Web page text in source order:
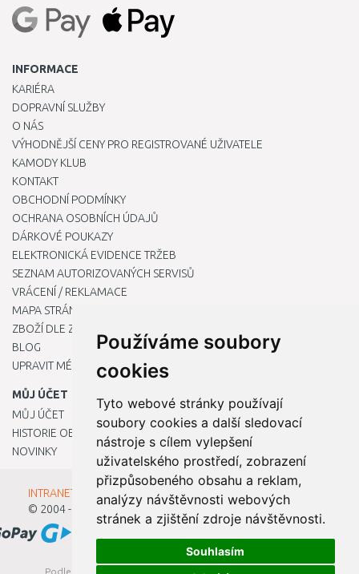
Používáme soubory
cookies
Tyto webové stránky používají
soubory cookies a další sledovací
nástroje s cílem vylepšení
uživatelského prostředí, zobrazení
přizpůsobeného obsahu a reklam,
analýzy návštěvnosti webových
stránek a zjištění zdroje návštěvnosti.
Souhlasím
INFORMACE
KARIÉRA
DOPRAVNÍ SLUŽBY
O NÁS
VÝHODNĚJŠÍ CENY PRO REGISTROVANÉ UŽIVATELE
KAMODY KLUB
KONTAKT
OBCHODNÍ PODMÍNKY
OCHRANA OSOBNÍCH ÚDAJŮ
DÁRKOVÉ POUKAZY
ELEKTRONICKÁ EVIDENCE TRŽEB
SEZNAM AUTORIZOVANÝCH SERVISŮ
VRÁCENÍ / REKLAMACE
MAPA STRÁNKY
ZBOŽÍ DLE ZNAČEK
BLOG
UPRAVIT MÉ PŘEDVOLBY COOKIES
MŮJ ÚČET
MŮJ ÚČET
HISTORIE OBJEDNÁVEK
NOVINKY
INTRANET - Přihlášení pro zaměstnance
© 2004 - 2026
Kamody s.r.o.
Podle zákona o evidenci tržeb je prodávající povinen vystavit